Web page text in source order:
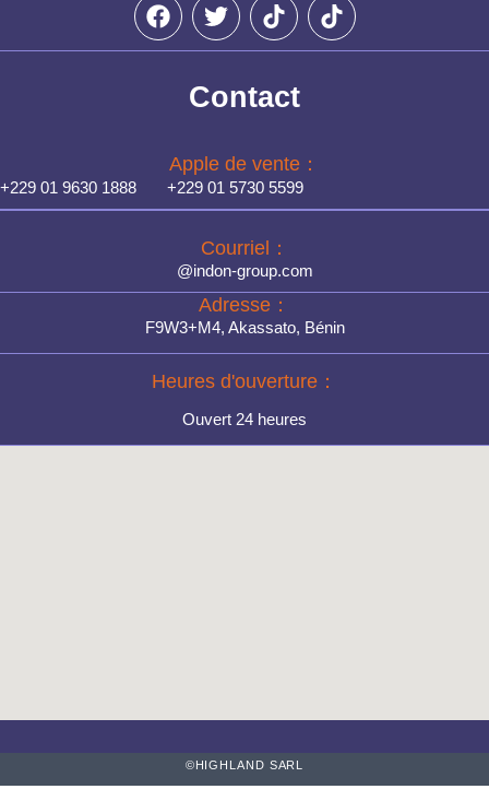
a
c
w
i
t
Contact
Apple de vente：
+229 01 9630 1888 +229 01 5730 5599
Courriel：
@indon-group.com
Adresse：
F9W3+M4, Akassato, Bénin
Heures d'ouverture：
Ouvert 24 heures
©HIGHLAND SARL